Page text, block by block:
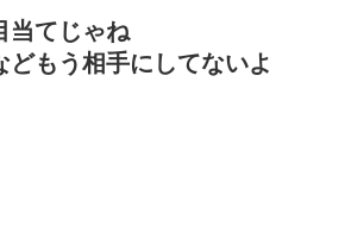
当てじゃね
どもう相手にしてないよ